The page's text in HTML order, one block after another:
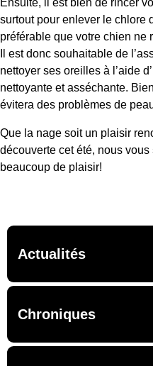
Ensuite, il est bien de rincer
surtout pour enlever le chlore
préférable que votre chien ne
Il est donc souhaitable de
nettoyer ses oreilles à l’aide
nettoyante et asséchante.
évitera des problèmes de
Que la nage soit un plaisir
découverte cet été, nous
beaucoup de plaisir!
Actualités
Chroniques